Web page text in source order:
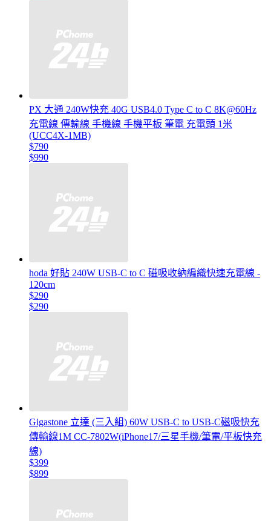
PX 大通 240W快充 40G USB4.0 Type C to C 8K@60Hz
充電線 傳輸線 手機線 手機平板 筆電 充電頭 1米
(UCC4X-1MB)
$790
$990
hoda 好貼 240W USB-C to C 磁吸收納編織快速充電線 -
120cm
$290
$290
Gigastone 立達 (三入組) 60W USB-C to USB-C磁吸快充
傳輸線1M CC-7802W(iPhone17/三星手機/筆電/平板快充
線)
$399
$899